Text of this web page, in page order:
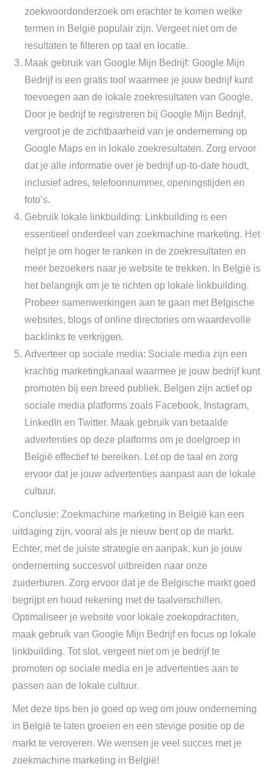
zoekwoordonderzoek om erachter te komen welke
termen in België populair zijn. Vergeet niet om de
resultaten te filteren op taal en locatie.
Maak gebruik van Google Mijn Bedrijf: Google Mijn
Bedrijf is een gratis tool waarmee je jouw bedrijf kunt
toevoegen aan de lokale zoekresultaten van Google.
Door je bedrijf te registreren bij Google Mijn Bedrijf,
vergroot je de zichtbaarheid van je onderneming op
Google Maps en in lokale zoekresultaten. Zorg ervoor
dat je alle informatie over je bedrijf up-to-date houdt,
inclusief adres, telefoonnummer, openingstijden en
foto’s.
Gebruik lokale linkbuilding: Linkbuilding is een
essentieel onderdeel van zoekmachine marketing. Het
helpt je om hoger te ranken in de zoekresultaten en
meer bezoekers naar je website te trekken. In België is
het belangrijk om je te richten op lokale linkbuilding.
Probeer samenwerkingen aan te gaan met Belgische
websites, blogs of online directories om waardevolle
backlinks te verkrijgen.
Adverteer op sociale media: Sociale media zijn een
krachtig marketingkanaal waarmee je jouw bedrijf kunt
promoten bij een breed publiek. Belgen zijn actief op
sociale media platforms zoals Facebook, Instagram,
LinkedIn en Twitter. Maak gebruik van betaalde
advertenties op deze platforms om je doelgroep in
België effectief te bereiken. Let op de taal en zorg
ervoor dat je jouw advertenties aanpast aan de lokale
cultuur.
Conclusie: Zoekmachine marketing in België kan een
uitdaging zijn, vooral als je nieuw bent op de markt.
Echter, met de juiste strategie en aanpak, kun je jouw
onderneming succesvol uitbreiden naar onze
zuiderburen. Zorg ervoor dat je de Belgische markt goed
begrijpt en houd rekening met de taalverschillen.
Optimaliseer je website voor lokale zoekopdrachten,
maak gebruik van Google Mijn Bedrijf en focus op lokale
linkbuilding. Tot slot, vergeet niet om je bedrijf te
promoten op sociale media en je advertenties aan te
passen aan de lokale cultuur.
Met deze tips ben je goed op weg om jouw onderneming
in België te laten groeien en een stevige positie op de
markt te veroveren. We wensen je veel succes met je
zoekmachine marketing in België!